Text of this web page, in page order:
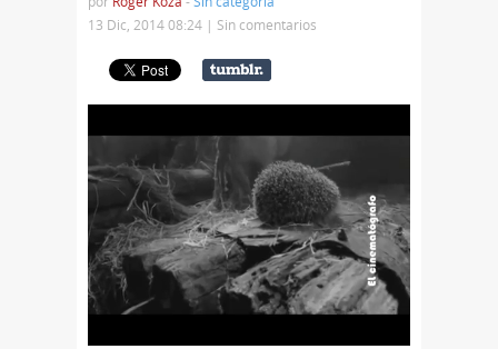
13 Dic, 2014 08:24 | Sin comentarios